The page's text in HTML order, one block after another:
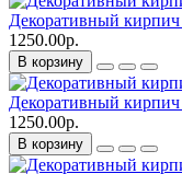
Декоративный
1250.00р.
В корзину
Декоративный
1250.00р.
В корзину